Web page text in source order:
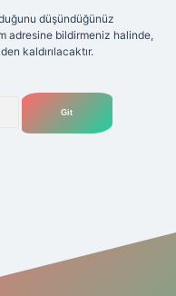
düşündüğünüz
adresine bildirmeniz halinde,
kaldırılacaktır.